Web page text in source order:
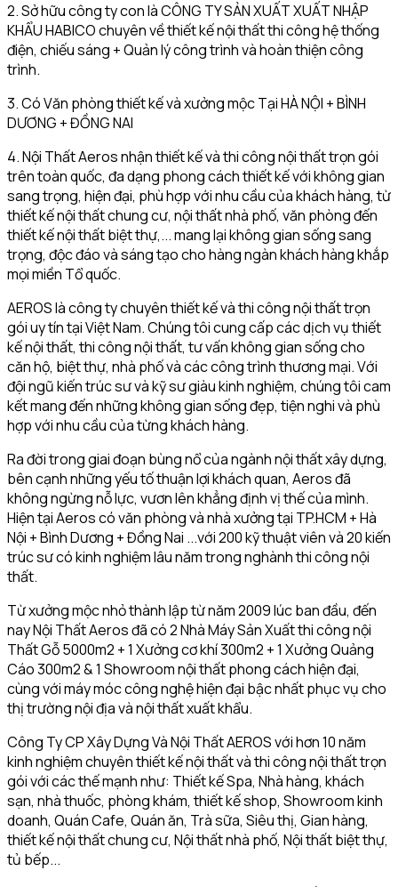
2. Sở hữu công ty con là CÔNG TY SẢN XUẤT XUẤT NHẬP
KHẨU HABICO chuyên về thiết kế nội thất thi công hệ thống
điện, chiếu sáng + Quản lý công trình và hoàn thiện công
trình.
3. Có Văn phòng thiết kế và xưởng mộc Tại HÀ NỘI + BÌNH
DƯƠNG + ĐỒNG NAI
4. Nội Thất Aeros nhận thiết kế và thi công nội thất trọn gói
trên toàn quốc, đa dạng phong cách thiết kế với không gian
sang trọng, hiện đại, phù hợp với nhu cầu của khách hàng, từ
thiết kế nội thất chung cư, nội thất nhà phố, văn phòng đến
thiết kế nội thất biệt thự,... mang lại không gian sống sang
trọng, độc đáo và sáng tạo cho hàng ngàn khách hàng khắp
mọi miền Tổ quốc.
AEROS là công ty chuyên thiết kế và thi công nội thất trọn
gói uy tín tại Việt Nam. Chúng tôi cung cấp các dịch vụ thiết
kế nội thất, thi công nội thất, tư vấn không gian sống cho
căn hộ, biệt thự, nhà phố và các công trình thương mại. Với
đội ngũ kiến trúc sư và kỹ sư giàu kinh nghiệm, chúng tôi cam
kết mang đến những không gian sống đẹp, tiện nghi và phù
hợp với nhu cầu của từng khách hàng.
Ra đời trong giai đoạn bùng nổ của ngành nội thất xây dựng,
bên cạnh những yếu tố thuận lợi khách quan, Aeros đã
không ngừng nỗ lực, vươn lên khẳng định vị thế của mình.
Hiện tại Aeros có văn phòng và nhà xưởng tại TP.HCM + Hà
Nội + Bình Dương + Đồng Nai ...với 200 kỹ thuật viên và 20 kiến
trúc sư có kinh nghiệm lâu năm trong nghành thi công nội
thất.
Từ xưởng mộc nhỏ thành lập từ năm 2009 lúc ban đầu, đến
nay Nội Thất Aeros đã có 2 Nhà Máy Sản Xuất thi công nội
Thất Gỗ 5000m2 + 1 Xưởng cơ khí 300m2 + 1 Xưởng Quảng
Cáo 300m2 & 1 Showroom nội thất phong cách hiện đại,
cùng với máy móc công nghệ hiện đại bậc nhất phục vụ cho
thị trường nội địa và nội thất xuất khẩu.
Công Ty CP Xây Dựng Và Nội Thất AEROS với hơn 10 năm
kinh nghiệm chuyên thiết kế nội thất và thi công nội thất trọn
gói với các thế mạnh như: Thiết kế Spa, Nhà hàng, khách
sạn, nhà thuốc, phòng khám, thiết kế shop, Showroom kinh
doanh, Quán Cafe, Quán ăn, Trà sữa, Siêu thị, Gian hàng,
thiết kế nội thất chung cư, Nội thất nhà phố, Nội thất biệt thự,
tủ bếp...